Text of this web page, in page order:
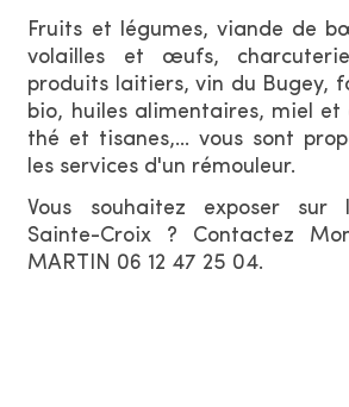
Fruits et légumes, viande de
volailles et œufs,
produits laitiers, vin du Bugey,
bio, huiles alimentaires, miel et
thé et tisanes,... vous sont
les services d'un rémouleur.
Vous souhaitez exposer
Sainte-Croix ? Contactez
MARTIN 06 12 47 25 04.